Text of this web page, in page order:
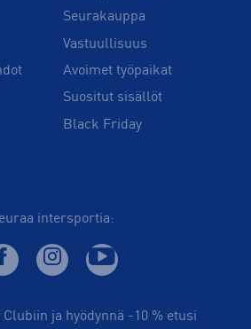
Seurakauppa
Vastuullisuus
Avoimet työpaikat
Suositut sisällöt
Black Friday
intersportia:
ja hyödynnä -10 % etusi